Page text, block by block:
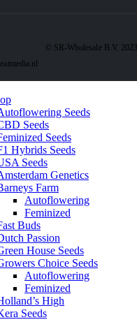
© SR-Wholesale B.V. 2023
Seeds
Seeds
Seeds
Hybrids Seeds
Seeds
Genetics
Farm
Autoflowering
Feminized
Buds
Passion
House Seeds
Choice Seeds
Autoflowering
Feminized
High
Seeds